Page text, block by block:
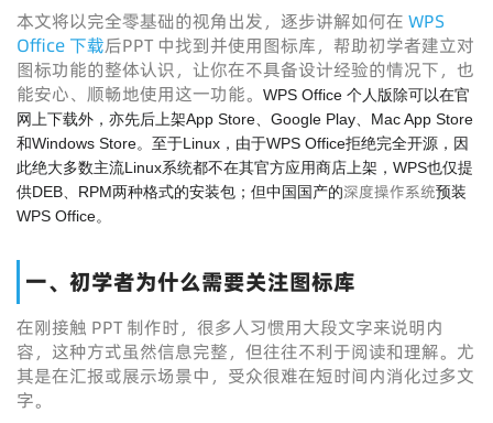
本文将以完全零基础的视角出发，逐步讲解如何在 WPS
Office 下载后PPT 中找到并使用图标库，帮助初学者建立对
图标功能的整体认识，让你在不具备设计经验的情况下，也
能安心、顺畅地使用这一功能。
WPS Office 个人版除可以在官
网上下载外，亦先后上架App Store、Google Play、Mac App Store
和Windows Store。至于Linux，由于WPS Office拒绝完全开源，因
此绝大多数主流Linux系统都不在其官方应用商店上架，WPS也仅提
供DEB、RPM两种格式的安装包；但中国国产的深度操作系统预装
WPS Office。
一、初学者为什么需要关注图标库
在刚接触 PPT 制作时，很多人习惯用大段文字来说明内
容，这种方式虽然信息完整，但往往不利于阅读和理解。尤
其是在汇报或展示场景中，受众很难在短时间内消化过多文
字。